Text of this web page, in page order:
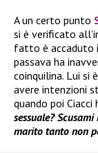
A un certo punto
si è verificato
fatto è accaduto
passava ha
coinquilina. Lui si
avere intenzioni
quando poi Ciacci
sessuale?
marito tanto non